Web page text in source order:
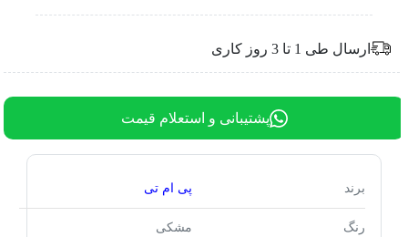
ارسال طی 1 تا 3 روز کاری
پشتیبانی و استعلام قیمت
برند پی ام تی
رنگ مشکی